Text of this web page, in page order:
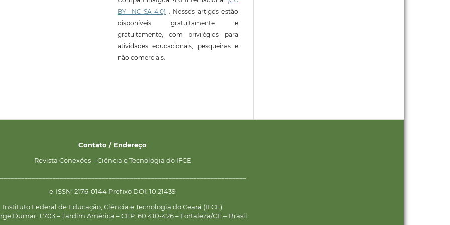
BY -NC-SA 4.0) . Nossos artigos estão
disponíveis gratuitamente e
gratuitamente, com privilégios para
atividades educacionais, pesqueiras e
não comerciais.
Contato / Endereço
Revista Conexões – Ciência e Tecnologia do IFCE
e-ISSN: 2176-0144 Prefixo DOI: 10.21439
Instituto Federal de Educação, Ciência e Tecnologia do Ceará (IFCE)
Dumar, 1.703 – Jardim América – CEP: 60.410-426 – Fortaleza/CE – Brasil